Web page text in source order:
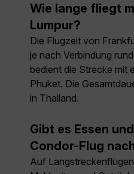
Wie lange fliegt
Lumpur?
Die Flugzeit von
je nach Verbindung
bedient die Strecke mit
Phuket. Die
in Thailand.
Gibt es Essen
Condor-Flug
Auf